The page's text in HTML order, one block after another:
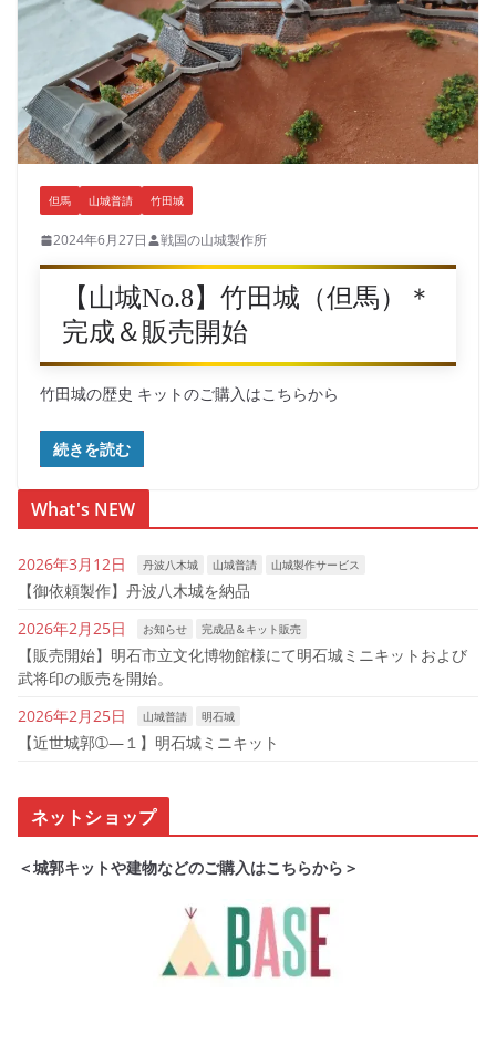
但馬 山城普請 竹田城
2024年6月27日 戦国の山城製作所
【山城No.8】竹田城（但馬）＊
完成＆販売開始
竹田城の歴史 キットのご購入はこちらから
続きを読む
What's NEW
2026年3月12日 丹波八木城 山城普請 山城製作サービス
【御依頼製作】丹波八木城を納品
2026年2月25日
お知らせ 完成品＆キット販売
【販売開始】明石市立文化博物館様にて明石城ミニキットおよび
武将印の販売を開始。
2026年2月25日
山城普請 明石城
【近世城郭➀―１】明石城ミニキット
ネットショップ
＜城郭キットや建物などのご購入はこちらから＞